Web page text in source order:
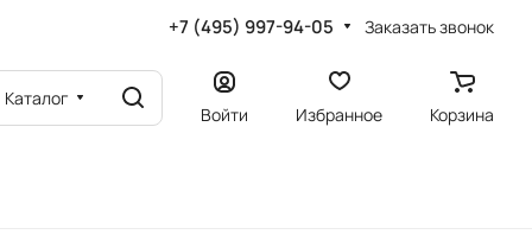
+7 (495) 997-94-05 Заказать звонок
Каталог
Войти Избранное Корзина